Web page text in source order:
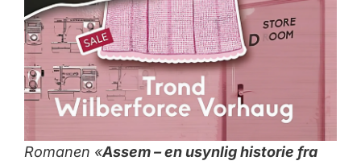
Romanen «Assem– en usynlig historie fra